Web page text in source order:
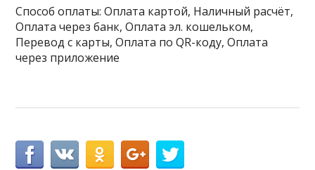
Способ оплаты: Оплата картой, Наличный расчёт,
Оплата через банк, Оплата эл. кошельком,
Перевод с карты, Оплата по QR-коду, Оплата
через приложение